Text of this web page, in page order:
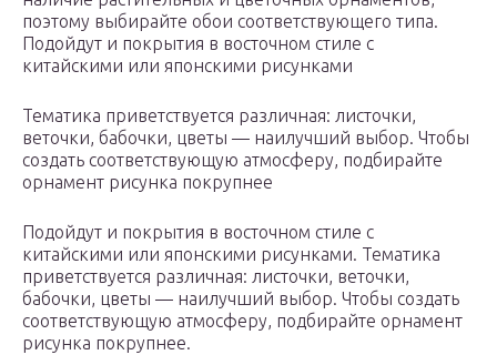
поэтому выбирайте обои соответствующего типа.
Подойдут и покрытия в восточном стиле с
китайскими или японскими рисунками
Тематика приветствуется различная: листочки,
веточки, бабочки, цветы — наилучший выбор. Чтобы
создать соответствующую атмосферу, подбирайте
орнамент рисунка покрупнее
Подойдут и покрытия в восточном стиле с
китайскими или японскими рисунками. Тематика
приветствуется различная: листочки, веточки,
бабочки, цветы — наилучший выбор. Чтобы создать
соответствующую атмосферу, подбирайте орнамент
рисунка покрупнее.